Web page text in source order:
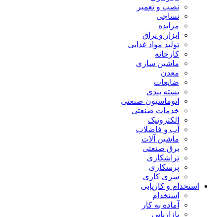
نصب و تعمیر
نساجی
مزایده
ابزار و یراق
تولید مواد غذایی
کارخانه
ماشین سازی
معدن
ضایعات
بسته بندی
اتوماسیون صنعتی
خدمات صنعتی
الکترونیک
آب و فاضلاب
ماشین آلات
برق صنعتی
تراشکاری
پرسکاری
سری کاری
استخدام و کاریابی
استخدام
آماده به کار
بازاریابی